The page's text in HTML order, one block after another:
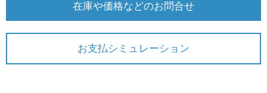
在庫や価格などのお問合せ
お支払シミュレーション